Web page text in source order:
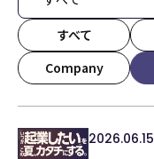
すべて
Company
2026.06.15